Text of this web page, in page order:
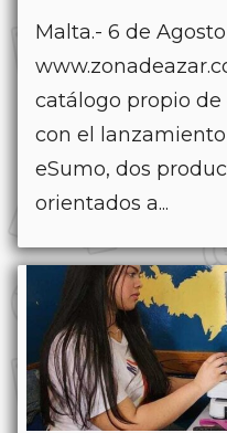
Malta.- 6 de Agosto
catálogo propio
con el
eSumo, dos
orientados a...